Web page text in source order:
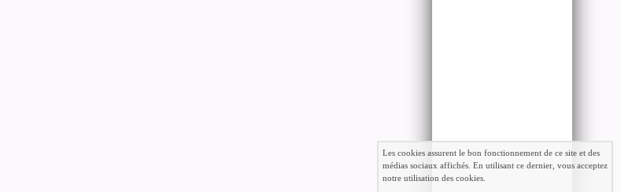
Les cookies assurent le bon fonctionnement de ce site et des
médias sociaux affichés. En utilisant ce dernier, vous acceptez
notre utilisation des cookies.